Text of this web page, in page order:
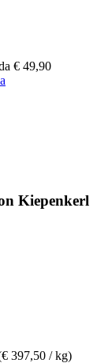
€ 49,90
Kiepenkerl
397,50 / kg)